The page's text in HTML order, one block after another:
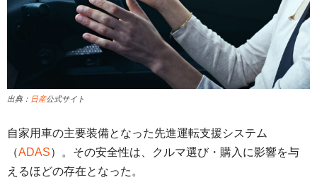
出典： 日産公式サイト
自家用車の主要装備となった先進運転支援システム
（ADAS）。その安全性は、クルマ選び・購入に影響を与
えるほどの存在となった。